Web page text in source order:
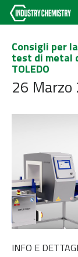
Consigli per
test di metal
TOLEDO
26
INFO E